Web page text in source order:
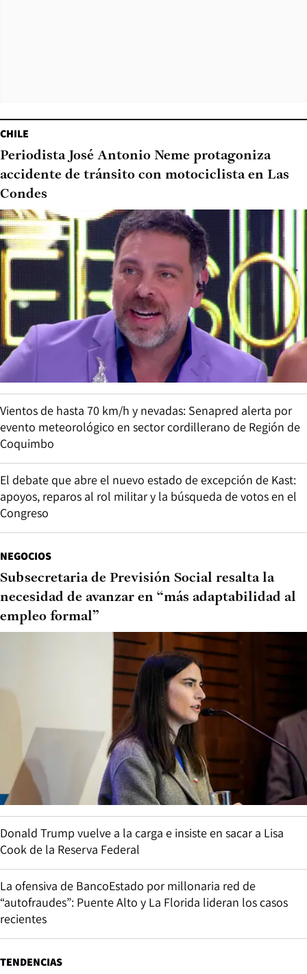
CHILE
Periodista José Antonio Neme protagoniza
accidente de tránsito con motociclista en Las
Condes
Vientos de hasta 70 km/h y nevadas: Senapred alerta por
evento meteorológico en sector cordillerano de Región de
Coquimbo
El debate que abre el nuevo estado de excepción de Kast:
apoyos, reparos al rol militar y la búsqueda de votos en el
Congreso
NEGOCIOS
Subsecretaria de Previsión Social resalta la
necesidad de avanzar en “más adaptabilidad al
empleo formal”
Donald Trump vuelve a la carga e insiste en sacar a Lisa
Cook de la Reserva Federal
La ofensiva de BancoEstado por millonaria red de
“autofraudes”: Puente Alto y La Florida lideran los casos
recientes
TENDENCIAS